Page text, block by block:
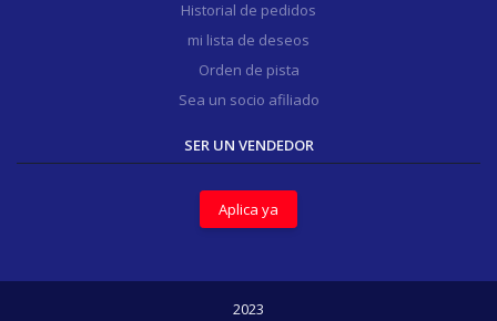
Historial de pedidos
mi lista de deseos
Orden de pista
Sea un socio afiliado
SER UN VENDEDOR
Aplica ya
2023